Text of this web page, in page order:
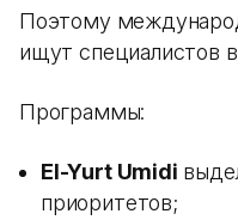
Поэтому
ищут специалистов
Программы:
El-Yurt Umidi
приоритетов;